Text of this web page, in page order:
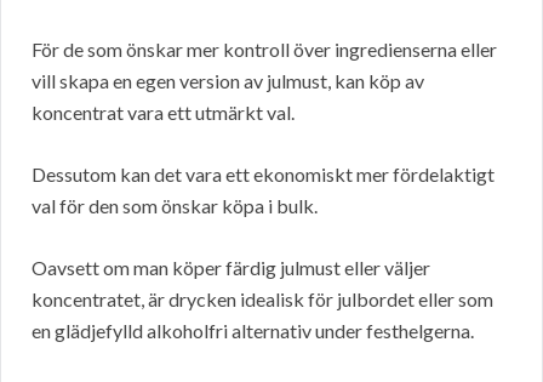
För de som önskar mer kontroll över ingredienserna eller
vill skapa en egen version av julmust, kan köp av
koncentrat vara ett utmärkt val.
Dessutom kan det vara ett ekonomiskt mer fördelaktigt
val för den som önskar köpa i bulk.
Oavsett om man köper färdig julmust eller väljer
koncentratet, är drycken idealisk för julbordet eller som
en glädjefylld alkoholfri alternativ under festhelgerna.